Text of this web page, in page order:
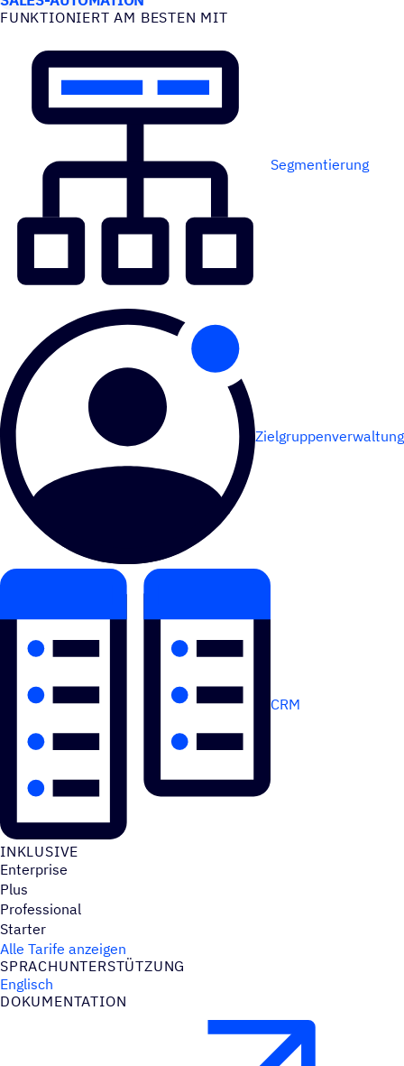
FUNK­TIO­NIERT AM BESTEN MIT
Segmentierung
Zielgruppenverwaltung
CRM
INKLU­SIVE
Enterprise
Plus
Professional
Starter
Alle Tarife anzeigen
SPRACH­UN­TER­STÜT­ZUNG
Englisch
DOKU­MEN­TA­TION